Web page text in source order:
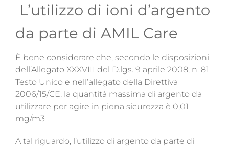
L’utilizzo di ioni d’argento
da parte di AMIL Care
È bene considerare che, secondo le disposizioni
dell’Allegato XXXVIII del D.lgs. 9 aprile 2008, n. 81
Testo Unico e nell’allegato della Direttiva
2006/15/CE, la quantità massima di argento da
utilizzare per agire in piena sicurezza è 0,01
mg/m3 .
A tal riguardo, l’utilizzo di argento da parte di